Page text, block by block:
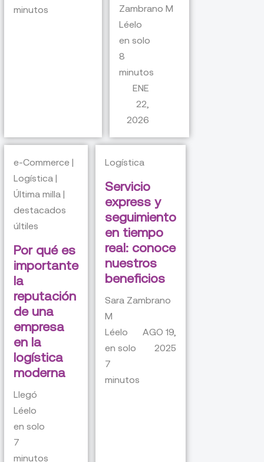
minutos
Zambrano M
Léelo
en solo
8
minutos
ENE
22,
2026
e-Commerce |
Logística |
Última milla |
destacados
últiles
Por qué es
importante
la
reputación
de una
empresa
en la
logística
moderna
Llegó
Léelo
en solo
7
minutos
Logística
Servicio
express y
seguimiento
en tiempo
real: conoce
nuestros
beneficios
Sara Zambrano
M
Léelo
en solo
7
minutos
AGO 19,
2025